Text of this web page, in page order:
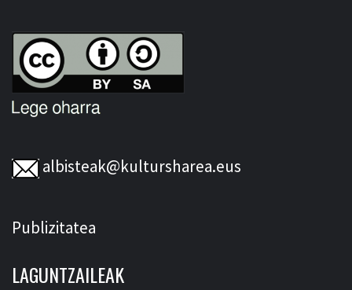
albisteak@kultursharea.eus
Publizitatea
LAGUNTZAILEAK